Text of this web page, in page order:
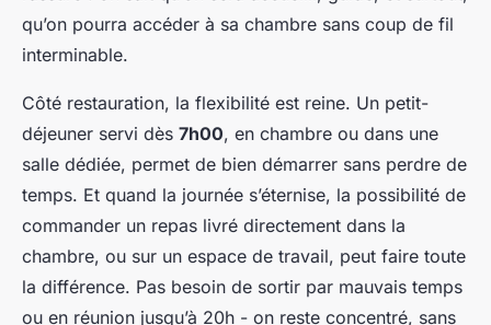
qu’on pourra accéder à sa chambre sans coup de fil
interminable.
Côté restauration, la flexibilité est reine. Un petit-
déjeuner servi dès 7h00, en chambre ou dans une
salle dédiée, permet de bien démarrer sans perdre de
temps. Et quand la journée s’éternise, la possibilité de
commander un repas livré directement dans la
chambre, ou sur un espace de travail, peut faire toute
la différence. Pas besoin de sortir par mauvais temps
ou en réunion jusqu’à 20h - on reste concentré, sans